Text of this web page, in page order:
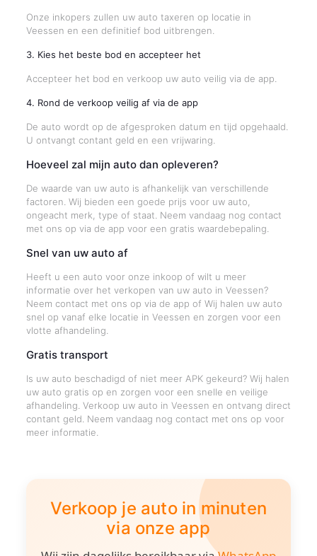
Onze inkopers zullen uw auto taxeren op locatie in
Veessen en een definitief bod uitbrengen.
3. Kies het beste bod en accepteer het
Accepteer het bod en verkoop uw auto veilig via de app.
4. Rond de verkoop veilig af via de app
De auto wordt op de afgesproken datum en tijd opgehaald.
U ontvangt contant geld en een vrijwaring.
Hoeveel zal mijn auto dan opleveren?
De waarde van uw auto is afhankelijk van verschillende
factoren. Wij bieden een goede prijs voor uw auto,
ongeacht merk, type of staat. Neem vandaag nog contact
met ons op via de app voor een gratis waardebepaling.
Snel van uw auto af
Heeft u een auto voor onze inkoop of wilt u meer
informatie over het verkopen van uw auto in Veessen?
Neem contact met ons op via de app of Wij halen uw auto
snel op vanaf elke locatie in Veessen en zorgen voor een
vlotte afhandeling.
Gratis transport
Is uw auto beschadigd of niet meer APK gekeurd? Wij halen
uw auto gratis op en zorgen voor een snelle en veilige
afhandeling. Verkoop uw auto in Veessen en ontvang direct
contant geld. Neem vandaag nog contact met ons op voor
meer informatie.
Verkoop je auto in minuten
via onze app